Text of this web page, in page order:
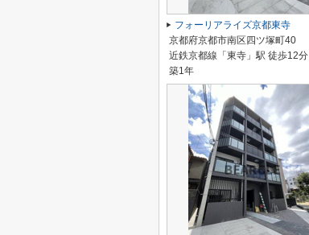
フォーリアライズ京都東寺
京都府京都市南区四ツ塚町40
近鉄京都線「東寺」駅 徒歩12分
築1年